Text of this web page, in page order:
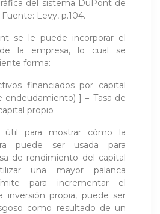
del sistema DuPont de
Levy, p.104.
se le puede incorporar el
de la empresa, lo cual se
forma:
financiados por capital
endeudamiento) ] = Tasa de
propio
útil para mostrar cómo la
puede ser usada para
de rendimiento del capital
una mayor palanca
para incrementar el
inversión propia, puede ser
como resultado de un